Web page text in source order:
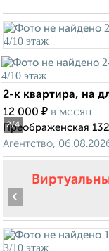
2/4
2-к квартира, на
12 000 ₽ в месяц
Преображенская 132
Агентство,
‹